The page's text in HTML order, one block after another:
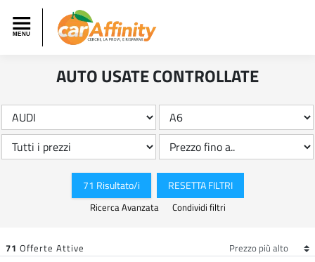
AUTO USATE CONTROLLATE
71 Risultato/i RESETTA FILTRI
Ricerca Avanzata Condividi filtri
71 Offerte Attive